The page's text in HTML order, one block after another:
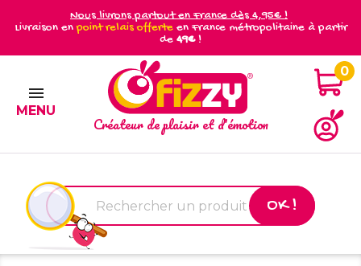
Nous livrons partout en France dès 4,95€ !
Livraison enpoint relais offerteen France métropolitaine à partir
de 49€!

MENU
0
Créateur de plaisir et d'émotion
OK !